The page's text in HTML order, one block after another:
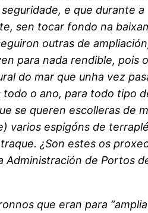
e que durante a
sen tocar fondo na
outras de
para nada rendible, pois o
do mar que unha vez
todo o ano, para todo tipo
se queren escolleras de
varios espigóns de
¿Son estes os
Administración de Portos
que eran para